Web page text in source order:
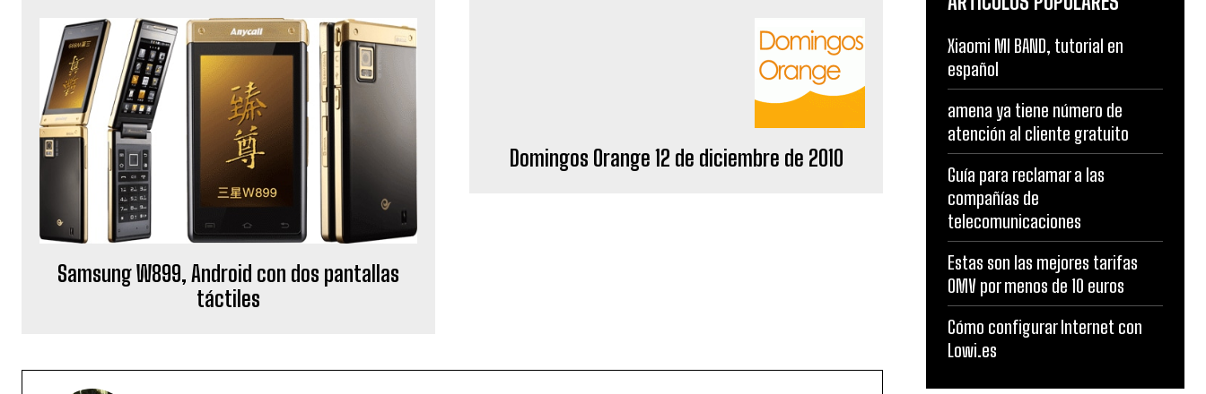
Samsung W899, Android con dos pantallas
táctiles
Domingos Orange 12 de diciembre de 2010
Xiaomi MI BAND, tutorial en
español
amena ya tiene número de
atención al cliente gratuito
Guía para reclamar a las
compañías de
telecomunicaciones
Estas son las mejores tarifas
OMV por menos de 10 euros
Cómo configurar Internet con
Lowi.es